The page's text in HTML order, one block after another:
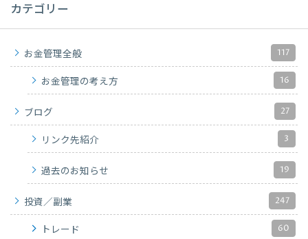
カテゴリー
お金管理全般 117
お金管理の考え方 16
ブログ 27
リンク先紹介 3
過去のお知らせ 19
投資／副業 247
トレード 60